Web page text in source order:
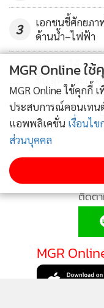
เพียงพอ การเข้าถึงอ
ประเทศไทยเป็นทั้งป
สำคัญของโลก โดยมีสิ
ล้านตัน บริโภค 10 ล้า
บริโภค 2 ล้านตัน) โปร
ประเทศที่พึ่งพิงการนำ
และข้าวโพด ซึ่งในส่วน
กลไกในการควบคุม ดู
พิจารณาในภาพรวมด้
คาดว่าประเทศไทยจะ
อาหารอย่างแน่นอน
3
เอกชนชี้ศักยภา
ด้านน้ำ–ไฟฟ้า
4
พลังงานใช้กลไ
ขึ้น ฉุดฐานะกอ
ติดตา
MGR
MGR Online ใ
MGR Online ใช้คุกกี้
ประสบการณ์คอนเทน
แอพพลิเคชั่น เงื่อนไข
ส่วนบุคคล